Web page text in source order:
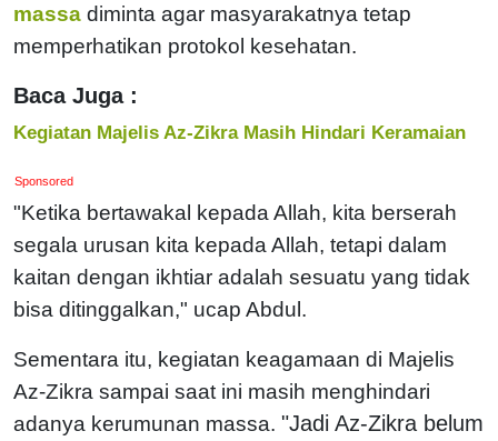
massa diminta agar masyarakatnya tetap
memperhatikan protokol kesehatan.
Baca Juga :
Kegiatan Majelis Az-Zikra Masih Hindari Keramaian
Sponsored
"Ketika bertawakal kepada Allah, kita berserah
segala urusan kita kepada Allah, tetapi dalam
kaitan dengan ikhtiar adalah sesuatu yang tidak
bisa ditinggalkan," ucap Abdul.
Sementara itu, kegiatan keagamaan di Majelis
Az-Zikra sampai saat ini masih menghindari
adanya kerumunan massa. "Jadi Az-Zikra belum